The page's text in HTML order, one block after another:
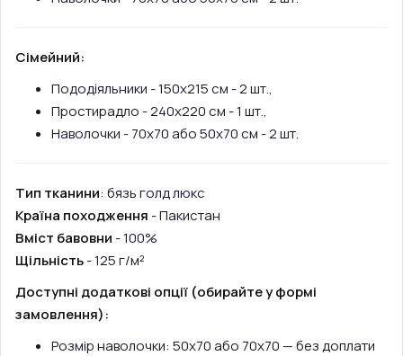
Сімейний:
Пододіяльники - 150х215 см - 2 шт.,
Простирадло - 240х220 см - 1 шт.,
Наволочки - 70х70 або 50х70 см - 2 шт.
Тип тканини: бязь голд люкс
Країна походження - Пакистан
Вміст бавовни - 100%
Щільність- 125 г/м²
Доступні додаткові опції (обирайте у формі
замовлення):
Розмір наволочки: 50х70 або 70х70 — без доплати